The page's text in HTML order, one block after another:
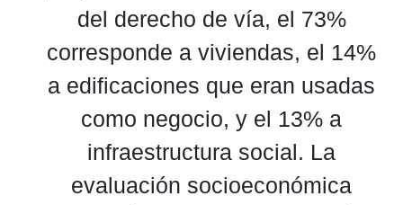
del derecho de vía, el 73%
corresponde a viviendas, el 14%
a edificaciones que eran usadas
como negocio, y el 13% a
infraestructura social. La
evaluación socioeconómica